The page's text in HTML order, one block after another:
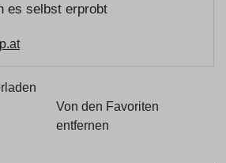
es selbst erprobt
Von den Favoriten
entfernen